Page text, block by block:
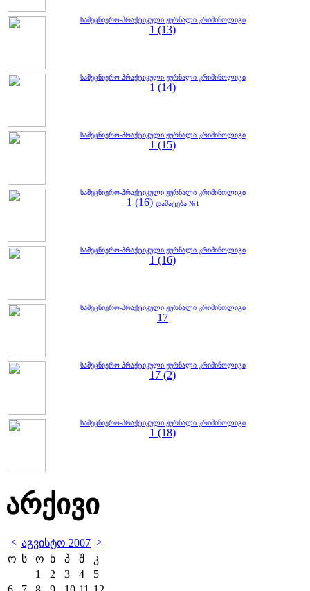
სამეცნიერო-პრაქტიკული ჟურნალი კრიმინოლიგი
1 (13)
სამეცნიერო-პრაქტიკული ჟურნალი კრიმინოლიგი
1 (14)
სამეცნიერო-პრაქტიკული ჟურნალი კრიმინოლიგი
1 (15)
სამეცნიერო-პრაქტიკული ჟურნალი კრიმინოლიგი
1 (16) დამატება №1
სამეცნიერო-პრაქტიკული ჟურნალი კრიმინოლიგი
1 (16)
სამეცნიერო-პრაქტიკული ჟურნალი კრიმინოლიგი
17
სამეცნიერო-პრაქტიკული ჟურნალი კრიმინოლიგი
17 (2)
სამეცნიერო-პრაქტიკული ჟურნალი კრიმინოლიგი
1 (18)
არქივი
< აგვისტო 2007 >
ო ს ო ხ პ შ
კ
1
2 3 4
5